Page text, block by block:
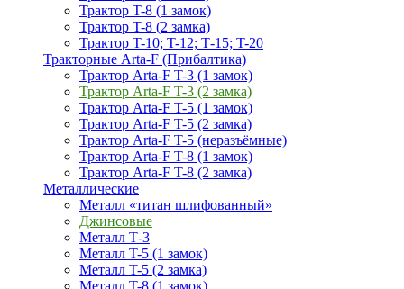
Трактор T-8 (1 замок)
Трактор T-8 (2 замка)
Трактор T-10; T-12; Т-15; T-20
Тракторные Arta-F (Прибалтика)
Трактор Arta-F T-3 (1 замок)
Трактор Arta-F T-3 (2 замка)
Трактор Arta-F T-5 (1 замок)
Трактор Arta-F T-5 (2 замка)
Трактор Arta-F T-5 (неразъёмные)
Трактор Arta-F T-8 (1 замок)
Трактор Arta-F T-8 (2 замка)
Металлические
Металл «титан шлифованный»
Джинсовые
Металл Т-3
Металл T-5 (1 замок)
Металл T-5 (2 замка)
Металл T-8 (1 замок)